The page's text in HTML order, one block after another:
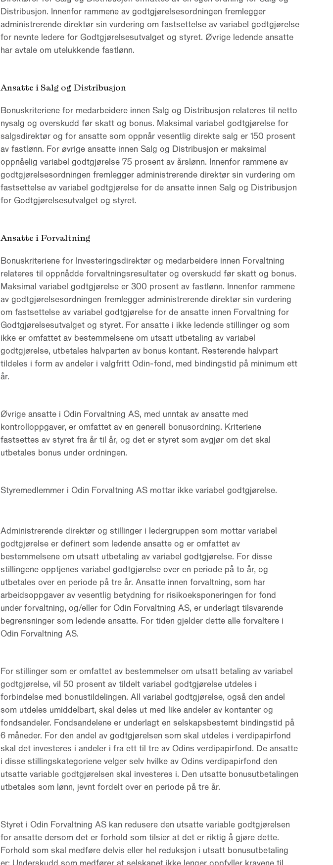
Distribusjon. Innenfor rammene av godtgjørelsesordningen fremlegger
administrerende direktør sin vurdering om fastsettelse av variabel godtgjørelse
for nevnte ledere for Godtgjørelsesutvalget og styret. Øvrige ledende ansatte
har avtale om utelukkende fastlønn.
Ansatte i Salg og Distribusjon
Bonuskriteriene for medarbeidere innen Salg og Distribusjon relateres til netto
nysalg og overskudd før skatt og bonus. Maksimal variabel godtgjørelse for
salgsdirektør og for ansatte som oppnår vesentlig direkte salg er 150 prosent
av fastlønn. For øvrige ansatte innen Salg og Distribusjon er maksimal
oppnåelig variabel godtgjørelse 75 prosent av årslønn. Innenfor rammene av
godtgjørelsesordningen fremlegger administrerende direktør sin vurdering om
fastsettelse av variabel godtgjørelse for de ansatte innen Salg og Distribusjon
for Godtgjørelsesutvalget og styret.
Ansatte i Forvaltning
Bonuskriteriene for Investeringsdirektør og medarbeidere innen Forvaltning
relateres til oppnådde forvaltningsresultater og overskudd før skatt og bonus.
Maksimal variabel godtgjørelse er 300 prosent av fastlønn. Innenfor rammene
av godtgjørelsesordningen fremlegger administrerende direktør sin vurdering
om fastsettelse av variabel godtgjørelse for de ansatte innen Forvaltning for
Godtgjørelsesutvalget og styret. For ansatte i ikke ledende stillinger og som
ikke er omfattet av bestemmelsene om utsatt utbetaling av variabel
godtgjørelse, utbetales halvparten av bonus kontant. Resterende halvpart
tildeles i form av andeler i valgfritt Odin-fond, med bindingstid på minimum ett
år.
Øvrige ansatte i Odin Forvaltning AS, med unntak av ansatte med
kontrolloppgaver, er omfattet av en generell bonusordning. Kriteriene
fastsettes av styret fra år til år, og det er styret som avgjør om det skal
utbetales bonus under ordningen.
Styremedlemmer i Odin Forvaltning AS mottar ikke variabel godtgjørelse.
Administrerende direktør og stillinger i ledergruppen som mottar variabel
godtgjørelse er definert som ledende ansatte og er omfattet av
bestemmelsene om utsatt utbetaling av variabel godtgjørelse. For disse
stillingene opptjenes variabel godtgjørelse over en periode på to år, og
utbetales over en periode på tre år. Ansatte innen forvaltning, som har
arbeidsoppgaver av vesentlig betydning for risikoeksponeringen for fond
under forvaltning, og/eller for Odin Forvaltning AS, er underlagt tilsvarende
begrensninger som ledende ansatte. For tiden gjelder dette alle forvaltere i
Odin Forvaltning AS.
For stillinger som er omfattet av bestemmelser om utsatt betaling av variabel
godtgjørelse, vil 50 prosent av tildelt variabel godtgjørelse utdeles i
forbindelse med bonustildelingen. All variabel godtgjørelse, også den andel
som utdeles umiddelbart, skal deles ut med like andeler av kontanter og
fondsandeler. Fondsandelene er underlagt en selskapsbestemt bindingstid på
6 måneder. For den andel av godtgjørelsen som skal utdeles i verdipapirfond
skal det investeres i andeler i fra ett til tre av Odins verdipapirfond. De ansatte
i disse stillingskategoriene velger selv hvilke av Odins verdipapirfond den
utsatte variable godtgjørelsen skal investeres i. Den utsatte bonusutbetalingen
utbetales som lønn, jevnt fordelt over en periode på tre år.
Styret i Odin Forvaltning AS kan redusere den utsatte variable godtgjørelsen
for ansatte dersom det er forhold som tilsier at det er riktig å gjøre dette.
Forhold som skal medføre delvis eller hel reduksjon i utsatt bonusutbetaling